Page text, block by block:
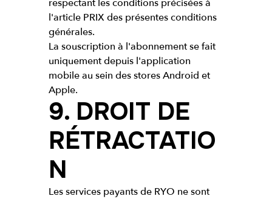
respectant les conditions précisées à
l'article PRIX des présentes conditions
générales.
La souscription à l'abonnement se fait
uniquement depuis l'application
mobile au sein des stores Android et
Apple.
9. DROIT DE
RÉTRACTATIO
N
Les services payants de RYO ne sont